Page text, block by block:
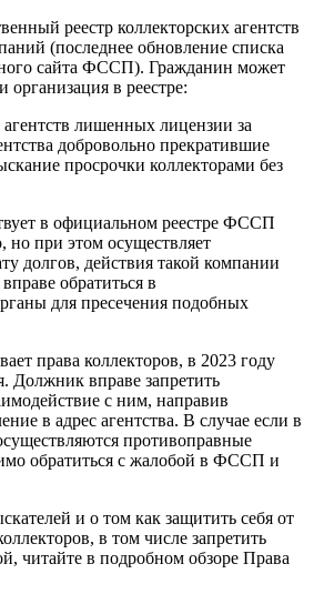
реестр коллекторских агентств
(последнее обновление списка
сайта ФССП). Гражданин может
организация в реестре:
лишенных лицензии за
добровольно прекратившие
просрочки коллекторами без
в официальном реестре ФССП
но при этом осуществляет
долгов, действия такой компании
обратиться в
для пресечения подобных
права коллекторов, в 2023 году
Должник вправе запретить
с ним, направив
в адрес агентства. В случае если в
противоправные
обратиться с жалобой в ФССП и
и о том как защитить себя от
в том числе запретить
читайте в подробном обзоре Права